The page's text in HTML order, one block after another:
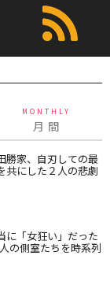
MONTHLY
月 間
勝家、自刃しての最
にした２人の悲劇
に「女狂い」だった
の側室たちを時系列